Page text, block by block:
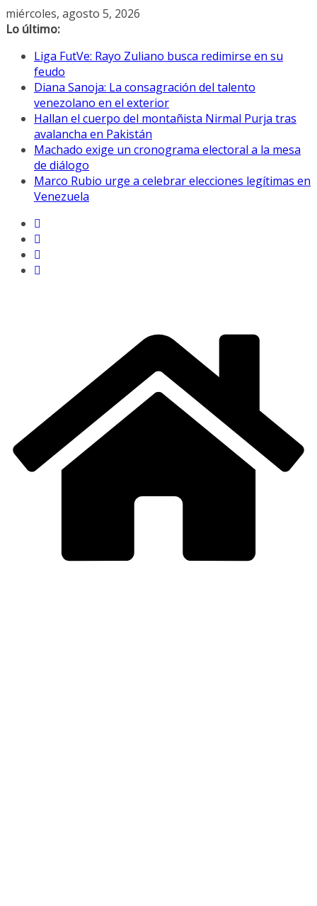
Saltar
al
miércoles, agosto 5, 2026
Lo último:
Liga FutVe: Rayo Zuliano busca redimirse en su
feudo
Diana Sanoja: La consagración del talento
venezolano en el exterior
Hallan el cuerpo del montañista Nirmal Purja tras
avalancha en Pakistán
Machado exige un cronograma electoral a la mesa
de diálogo
Marco Rubio urge a celebrar elecciones legítimas en
Venezuela